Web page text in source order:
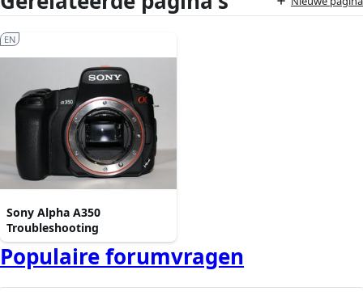
Sony Alpha A350
Troubleshooting
EN
Populaire forumvragen